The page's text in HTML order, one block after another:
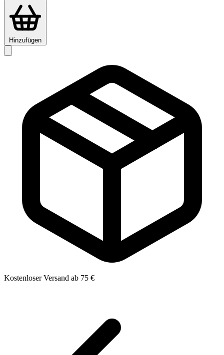
Hinzufügen
Kostenloser Versand ab 75 €